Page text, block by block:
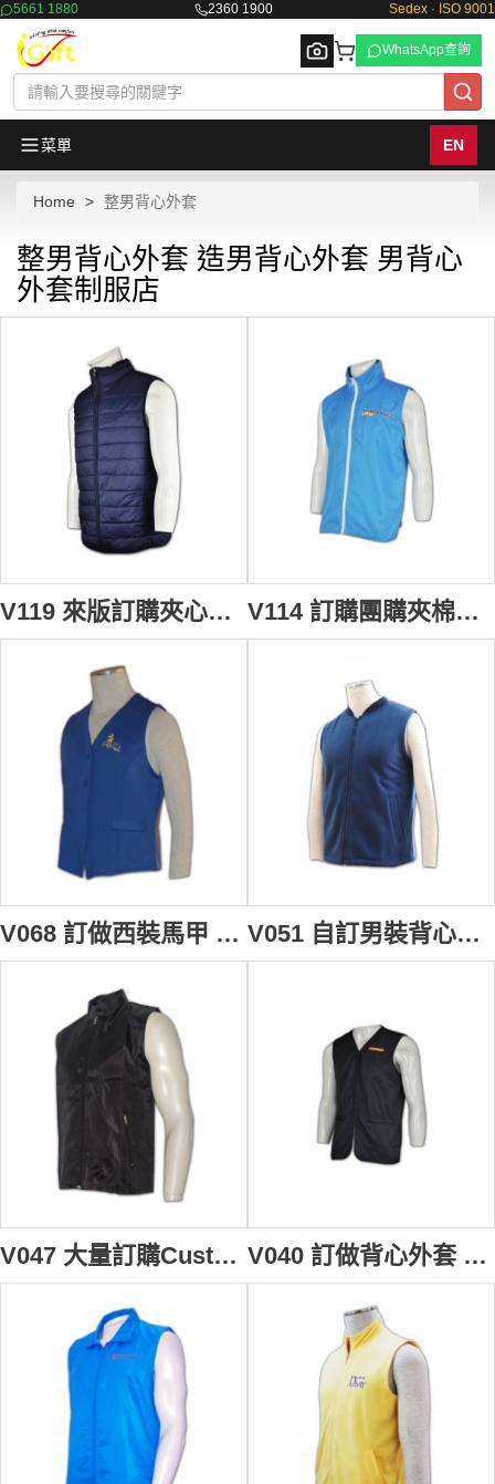
5661 1880 2360 1900 Sedex · ISO 9001
WhatsApp查詢
菜單 EN
Home 整男背心外套
整男背心外套 造男背心外套 男背心
外套制服店
V119 來版訂購夾心棉外套 訂製背心外套顏色 男裝背心褸 度身訂造戶外背心外套 背心專門店 V114 訂購團購夾棉背心外套 男裝夾棉背心訂造公司 度身訂造戶外背心外套 大量訂購背心外套 搬屋 海外移民 搬運
V068 訂做西裝馬甲 背心外套 tailor make 男裝背心外套 西裝背心褸 西裝背心外套製造商 V051 自訂男裝背心褸 訂購團體純色背心外套 訂製保暖背心外套 背心專門店HK rpet 環保再生紗
V047 大量訂購Customize男背心 訂製拉鏈背心褸 自訂背心外套款式 背心批發商HK V040 訂做背心外套 自訂背心褸紙樣 訂購黑色背心褸點襯 男背心外套製作公司